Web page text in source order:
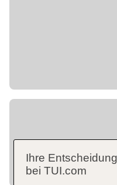
Ihre
bei TUI.com